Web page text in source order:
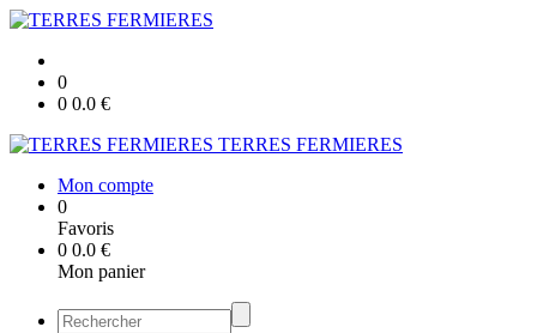
0
0 0.0 €
TERRES FERMIERES
Mon compte
0
Favoris
0 0.0 €
Mon panier